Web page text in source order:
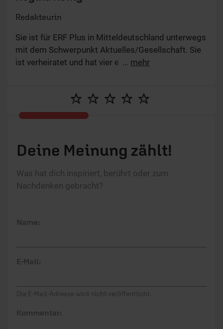
Redakteurin
Sie ist für ERF Plus in Mitteldeutschland unterwegs
mit dem Schwerpunkt Aktuelles/Gesellschaft. Sie
ist verheiratet und hat vier erwachsene Kinder.
... mehr
Deine Meinung zählt!
Was hat dich inspiriert, berührt oder zum
Nachdenken gebracht?
Name:
E-Mail:
Die E-Mail-Adresse wird nicht veröffentlicht.
Kommentar: